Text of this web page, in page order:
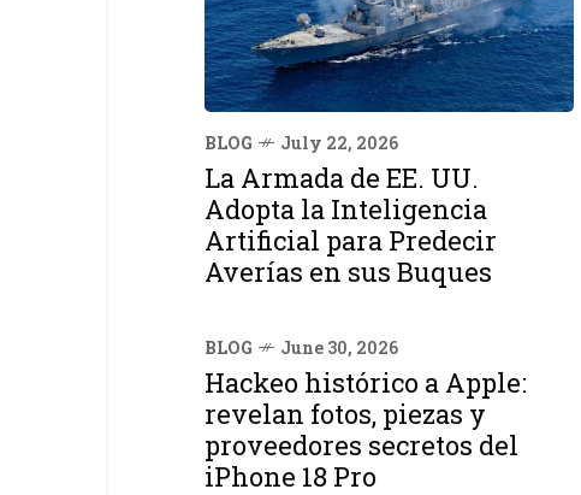
BLOG July 22, 2026
La Armada de EE. UU.
Adopta la Inteligencia
Artificial para Predecir
Averías en sus Buques
BLOG June 30, 2026
Hackeo histórico a Apple:
revelan fotos, piezas y
proveedores secretos del
iPhone 18 Pro